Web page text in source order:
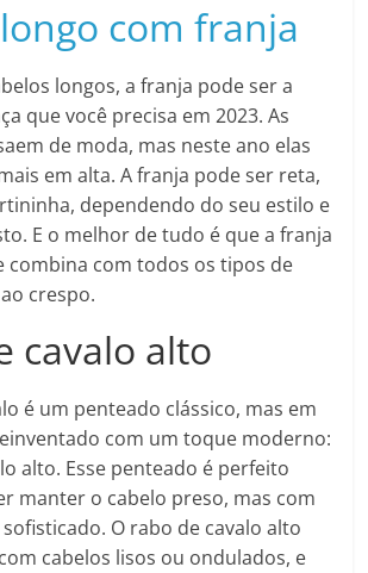
com franja
longos, a franja pode ser a
que você precisa em 2023. As
de moda, mas neste ano elas
em alta. A franja pode ser reta,
dependendo do seu estilo e
E o melhor de tudo é que a franja
combina com todos os tipos de
crespo.
cavalo alto
é um penteado clássico, mas em
com um toque moderno:
alto. Esse penteado é perfeito
manter o cabelo preso, mas com
O rabo de cavalo alto
cabelos lisos ou ondulados, e